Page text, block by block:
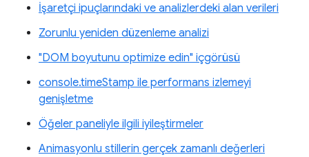
İşaretçi ipuçlarındaki ve analizlerdeki alan verileri
Zorunlu yeniden düzenleme analizi
"DOM boyutunu optimize edin" içgörüsü
console.timeStamp ile performans izlemeyi
genişletme
Öğeler paneliyle ilgili iyileştirmeler
Animasyonlu stillerin gerçek zamanlı değerleri